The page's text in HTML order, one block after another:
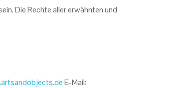
Die Rechte aller erwähnten und
E-Mail: